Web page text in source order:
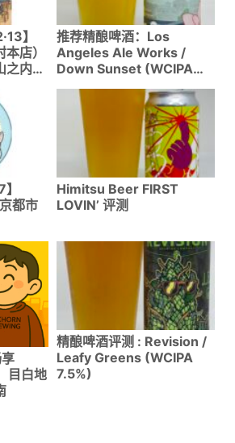
】
店）
之内
推荐精酿啤酒：Los
Angeles Ale Works /
Down Sunset (WCIPA
都市
Himitsu Beer FIRST
LOVIN’ 评测
目白地
精酿啤酒评测 : Revision /
Leafy Greens (WCIPA
7.5%)